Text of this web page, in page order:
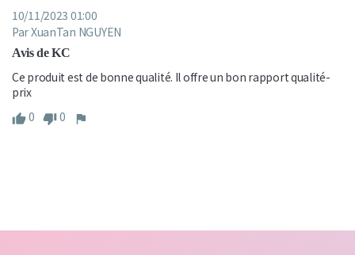
10/11/2023 01:00
Par XuanTan NGUYEN
Avis de KC
Ce produit est de bonne qualité. Il offre un bon rapport qualité-
prix
0
0